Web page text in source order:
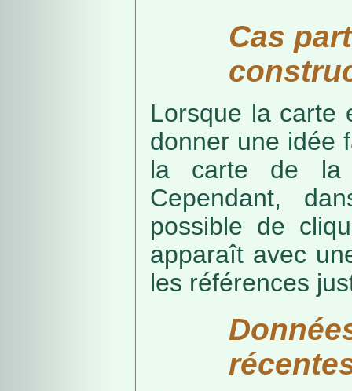
Cas
Lorsque la carte
donner une idée
la carte de la
Cependant,
possible de
apparaît avec
les références